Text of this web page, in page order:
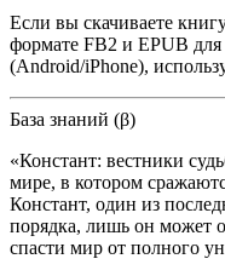
Если вы скачиваете
формате FB2 и EPUB
(Android/iPhone),
База знаний (β)
«Констант: вестники
мире, в котором
Констант, один из
порядка, лишь он может
спасти мир от полного